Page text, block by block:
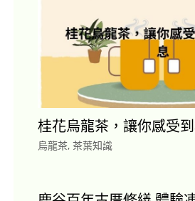
桂花烏龍茶，讓你感受
烏龍茶, 茶葉知識